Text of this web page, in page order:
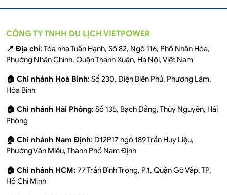
CÔNG TY TNHH DU LỊCH VIETPOWER
📍 Địa chỉ: Tòa nhà Tuấn Hạnh, Số 82, Ngõ 116, Phố Nhân Hòa,
Phường Nhân Chính, Quận Thanh Xuân, Hà Nội, Việt Nam
🏠 Chi nhánh Hoà Bình: Số 230, Điện Biên Phủ, Phương Lâm,
Hòa Bình
🏠 Chi nhánh Hải Phòng: Số 135, Bạch Đằng, Thủy Nguyên, Hải
Phòng
🏠 Chi nhánh Nam Định: D12P17 ngõ 189 Trần Huy Liệu,
Phường Văn Miếu, Thành Phố Nam Định
🏠 Chi nhánh HCM: 77 Trần Bình Trọng, P.1, Quận Gò Vấp, TP.
Hồ Chí Minh